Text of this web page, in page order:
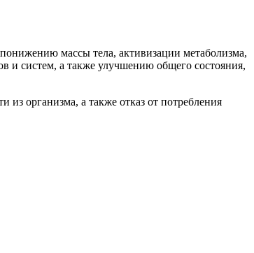
массы тела, активизации метаболизма,
и систем, а также улучшению общего состояния,
организма, а также отказ от потребления